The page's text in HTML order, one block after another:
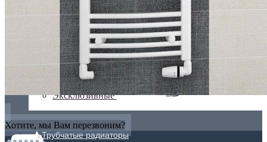
Теплая скамья
Эксклюзивные
Трубчатые радиаторы
Хотите, мы Вам перезвоним?